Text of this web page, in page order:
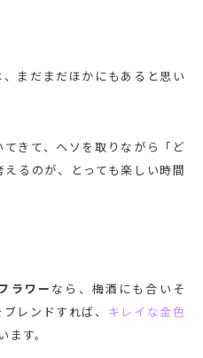
まだまだほかにもあると思い
きて、ヘソを取りながら「ど
るのが、とっても楽しい時間
ラワー なら、梅酒にも合いそ
レンドすれば、 キレイな金色
す。